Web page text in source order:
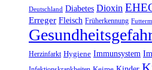
Deutschland Diabetes Dioxin
Erreger Fleisch Früherkennung
Herzinfarkt Hygiene Immunsystem